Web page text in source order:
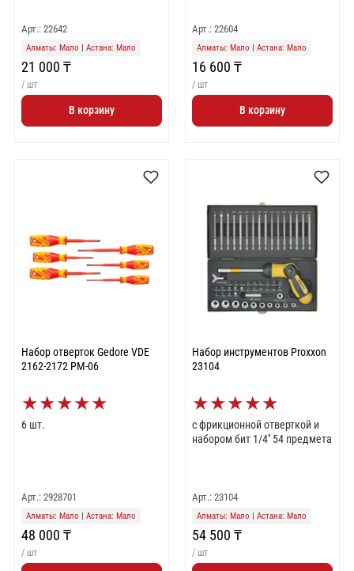
Арт.: 22642
Алматы: Мало | Астана: Мало
21 000 ₸
/ шт
В корзину
Арт.: 22604
Алматы: Мало | Астана: Мало
16 600 ₸
/ шт
В корзину
Набор отверток Gedore VDE
2162-2172 PM-06
★★★★★
6 шт.
Арт.: 2928701
Алматы: Мало Астана: Мало
48 000 ₸
/ шт
Набор инструментов Proxxon
23104
★★★★★
c фрикционной отверткой и
набором бит 1/4'' 54 предмета
Арт.: 23104
Алматы: Мало Астана: Мало
54 500 ₸
/ шт